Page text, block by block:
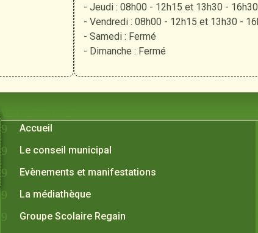
- Jeudi : 08h00 - 12h15 et 13h30 - 16h30
- Vendredi : 08h00 - 12h15 et 13h30 -
- Samedi : Fermé
- Dimanche : Fermé
Vivre à Verquières
Accueil
Le conseil municipal
Evènements et manifestations
La médiathèque
Groupe Scolaire Regain